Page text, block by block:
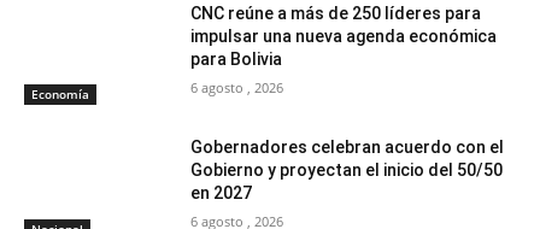
Economía
CNC reúne a más de 250 líderes para
impulsar una nueva agenda económica
para Bolivia
6 agosto , 2026
Gobernadores celebran acuerdo con el
Gobierno y proyectan el inicio del 50/50
en 2027
6 agosto , 2026